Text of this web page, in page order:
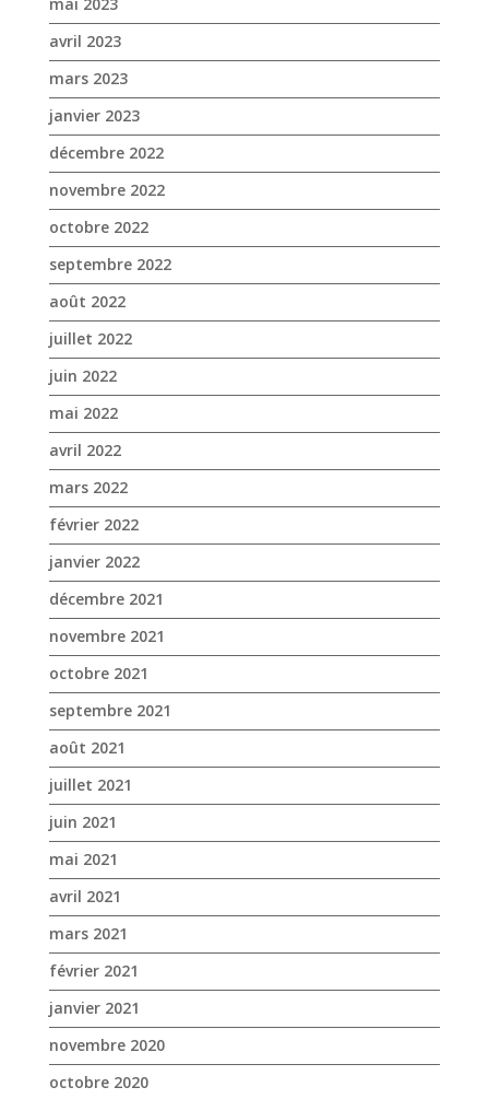
novembre 2022
octobre 2022
septembre 2022
août 2022
juillet 2022
juin 2022
mai 2022
avril 2022
mars 2022
février 2022
janvier 2022
décembre 2021
novembre 2021
octobre 2021
septembre 2021
août 2021
juillet 2021
juin 2021
mai 2021
avril 2021
mars 2021
février 2021
janvier 2021
novembre 2020
octobre 2020
septembre 2020
août 2020
juillet 2020
juin 2020
mai 2020